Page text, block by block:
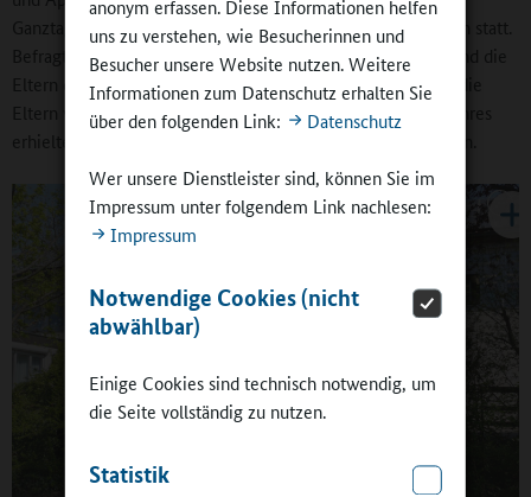
anonym erfassen. Diese Informationen helfen
uns zu verstehen, wie Besucherinnen und
Besucher unsere Website nutzen. Weitere
Informationen zum Datenschutz erhalten Sie
über den folgenden Link:
Datenschutz
Wer unsere Dienstleister sind, können Sie im
Impressum unter folgendem Link nachlesen:
Impressum
Notwendige Cookies (nicht
abwählbar)
Einige Cookies sind technisch notwendig, um
die Seite vollständig zu nutzen.
Statistik
Ganztagsschule an der Grundschule und in den Kindergärten statt.
Befragt wurden die Eltern der Grundschulklassen 1 und 2 und die
Eltern der Kindergartenkinder ab dem 3. Lebensjahr. Auch die
Eltern von Kindern bis zur Vollendung des dritten Lebensjahres
erhielten die Möglichkeit, sich an der Umfrage zu beteiligen.